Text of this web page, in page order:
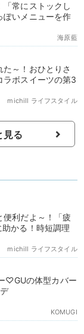
「常にストックし
ぽいメニューを作
海原藍
～！おひとりさ
ボスイーツの第3
michill ライフスタイル
見る
便利だよ～！「疲
かる！時短調理
michill ライフスタイル
♡GUの体型カバー
KOMUGI